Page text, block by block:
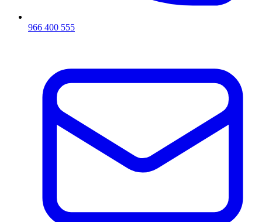
966 400 555